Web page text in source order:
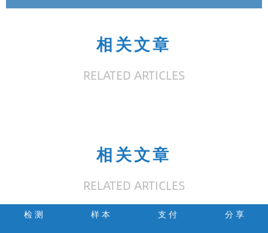
相关文章
RELATED ARTICLES
相关文章
RELATED ARTICLES
检 测 样 本 支 付 分 享